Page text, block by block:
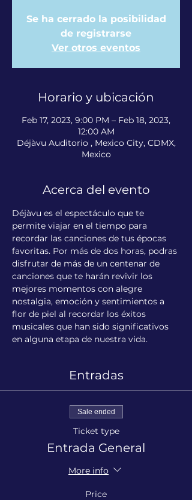
Se ha cerrado la posibilidad
de registrarse
Ver otros eventos
Horario y ubicación
Feb 17, 2023, 9:00 PM – Feb 18, 2023,
12:00 AM
Déjàvu Auditorio , Mexico City, CDMX,
Mexico
Acerca del evento
Déjàvu es el espectáculo que te
permite viajar en el tiempo para
recordar las canciones de tus épocas
favoritas. Por más de dos horas, podras
disfrutar de más de un centenar de
canciones que te harán revivir los
mejores momentos con alegre
nostalgia, emoción y sentimientos a
flor de piel al recordar los éxitos
musicales que han sido significativos
en alguna etapa de nuestra vida.
Entradas
Sale ended
Ticket type
Entrada General
More info
Price